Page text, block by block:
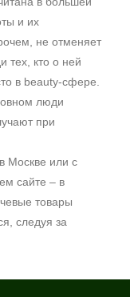
и их
не отменяет
тех, кто о ней
в beauty-сфере.
люди
при
Москве или с
сайте – в
товары
следуя за